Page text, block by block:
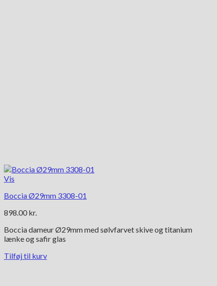
Vis
Boccia Ø29mm 3308-01
898.00 kr.
Boccia dameur Ø29mm med sølvfarvet skive og titanium
lænke og safir glas
Tilføj til kurv